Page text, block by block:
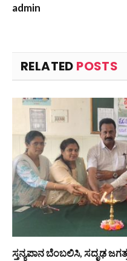
admin
RELATED POSTS
ಸ್ತನ್ಯಪಾನ ಬೆಂಬಲಿಸಿ, ಸದೃಢ